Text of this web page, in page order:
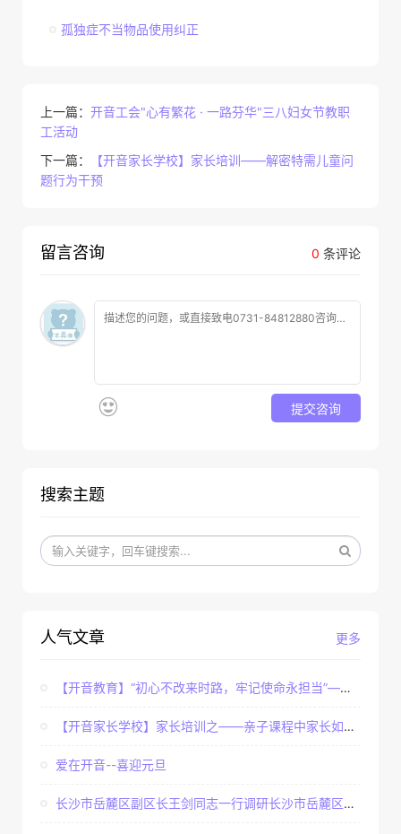
孤独症不当物品使用纠正
上一篇： 开音工会"心有繁花 · 一路芬华"三八妇女节教职
工活动
下一篇：
【开音家长学校】家长培训——解密特需儿童问
题行为干预
0 条评论
留言咨询
提交咨询
搜索主题
更多
人气文章
【开音教育】“初心不改来时路，牢记使命永担当”——...
【开音家长学校】家长培训之——亲子课程中家长如何辅...
爱在开音--喜迎元旦
长沙市岳麓区副区长王剑同志一行调研长沙市岳麓区开音...